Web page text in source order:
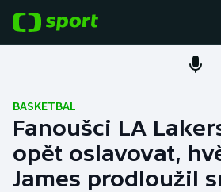
Fotbal
Hokej
Tenis
BASKETBAL
Fanoušci LA
opět oslavovat,
James prodloužil